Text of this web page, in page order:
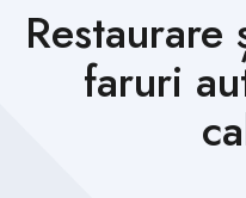
faruri